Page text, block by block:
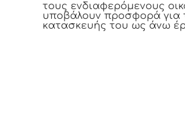
τους ενδιαφερόμενους
υποβάλουν προσφορά για
κατασκευής του ως άνω